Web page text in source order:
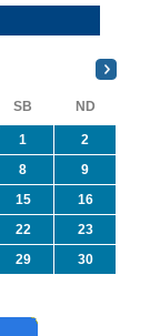
Orzeszkowej.
informacji ...
SB ND
1
2
8
9
15
16
22
23
29
30